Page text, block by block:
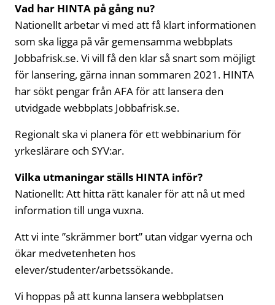
Vad har HINTA på gång nu?
Nationellt arbetar vi med att få klart informationen
som ska ligga på vår gemensamma webbplats
Jobbafrisk.se. Vi vill få den klar så snart som möjligt
för lansering, gärna innan sommaren 2021. HINTA
har sökt pengar från AFA för att lansera den
utvidgade webbplats Jobbafrisk.se.
Regionalt ska vi planera för ett webbinarium för
yrkeslärare och SYV:ar.
Vilka utmaningar ställs HINTA inför?
Nationellt: Att hitta rätt kanaler för att nå ut med
information till unga vuxna.
Att vi inte ”skrämmer bort” utan vidgar vyerna och
ökar medvetenheten hos
elever/studenter/arbetssökande.
Vi hoppas på att kunna lansera webbplatsen